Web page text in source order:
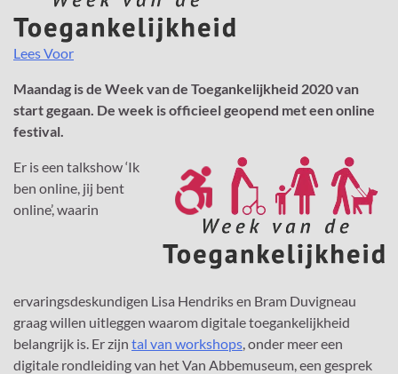
Lees Voor
Maandag is de Week van de Toegankelijkheid 2020 van
start gegaan. De week is officieel geopend met een online
festival.
Er is een talkshow ‘Ik
ben online, jij bent
online’, waarin
ervaringsdeskundigen Lisa Hendriks en Bram Duvigneau
graag willen uitleggen waarom digitale toegankelijkheid
belangrijk is. Er zijn tal van workshops, onder meer een
digitale rondleiding van het Van Abbemuseum, een gesprek